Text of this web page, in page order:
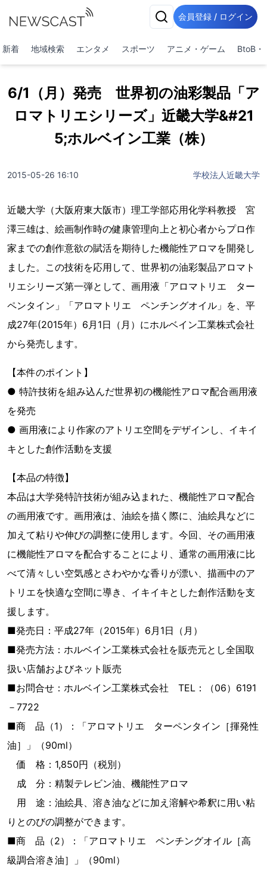
会員登録 / ログイン
新着 地域検索 エンタメ スポーツ アニメ・ゲーム BtoB・
6/1（月）発売 世界初の油彩製品「ア
ロマトリエシリーズ」近畿大学&#21
5;ホルベイン工業（株）
2015-05-26 16:10 学校法人近畿大学
近畿大学（大阪府東大阪市）理工学部応用化学科教授 宮
澤三雄は、絵画制作時の健康管理向上と初心者からプロ作
家までの創作意欲の賦活を期待した機能性アロマを開発し
ました。この技術を応用して、世界初の油彩製品アロマト
リエシリーズ第一弾として、画用液「アロマトリエ ター
ペンタイン」「アロマトリエ ペンチングオイル」を、平
成27年(2015年）6月1日（月）にホルベイン工業株式会社
から発売します。
【本件のポイント】
● 特許技術を組み込んだ世界初の機能性アロマ配合画用液
を発売
● 画用液により作家のアトリエ空間をデザインし、イキイ
キとした創作活動を支援
【本品の特徴】
本品は大学発特許技術が組み込まれた、機能性アロマ配合
の画用液です。画用液は、油絵を描く際に、油絵具などに
加えて粘りや伸びの調整に使用します。今回、その画用液
に機能性アロマを配合することにより、通常の画用液に比
べて清々しい空気感とさわやかな香りが漂い、描画中のア
トリエを快適な空間に導き、イキイキとした創作活動を支
援します。
■発売日：平成27年（2015年）6月1日（月）
■発売方法：ホルベイン工業株式会社を販売元とし全国取
扱い店舗およびネット販売
■お問合せ：ホルベイン工業株式会社 TEL：（06）6191
－7722
■商 品（1）：「アロマトリエ ターペンタイン［揮発性
油］」（90ml）
価 格：1,850円（税別）
成 分：精製テレビン油、機能性アロマ
用 途：油絵具、溶き油などに加え溶解や希釈に用い粘
りとのびの調整ができます。
■商 品（2）：「アロマトリエ ペンチングオイル［高
級調合溶き油］」（90ml）